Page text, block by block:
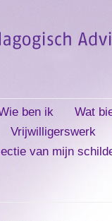
ben ik
Wat
Vrijwilligerswerk
van mijn